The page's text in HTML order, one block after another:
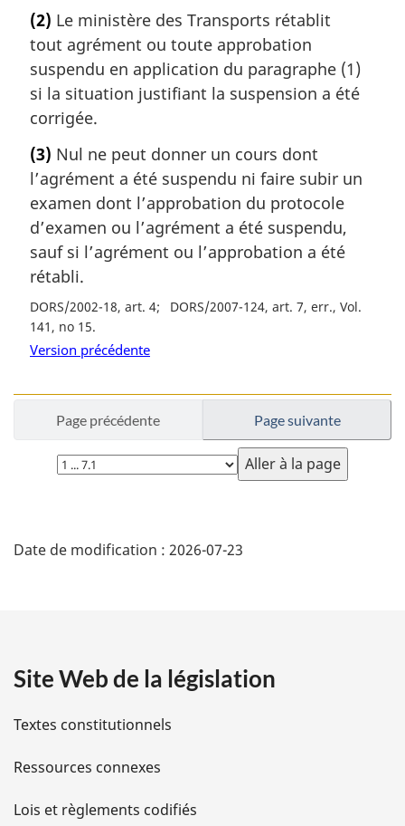
(2) Le ministère des Transports rétablit
tout agrément ou toute approbation
suspendu en application du paragraphe (1)
si la situation justifiant la suspension a été
corrigée.
(3) Nul ne peut donner un cours dont
l’agrément a été suspendu ni faire subir un
examen dont l’approbation du protocole
d’examen ou l’agrément a été suspendu,
sauf si l’agrément ou l’approbation a été
rétabli.
DORS/2002-18, art. 4
DORS/2007-124, art. 7, err., Vol.
141, no 15
Version précédente
Page précédente Page suivante
Choisissez
la
é
i
l
s
d
Date de modification : 2026-07-23
Site Web de la législation
Textes constitutionnels
Ressources connexes
Lois et règlements codifiés